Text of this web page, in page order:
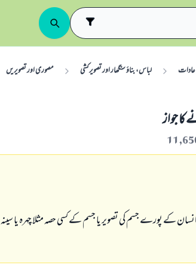
عادات لباس، بناؤ سنگھار اور تصویر کشی مصوری اور تصویریں
كا جواز
انسان كے پورے جسم كى تصوير يا جسم كے كسى حصہ مثلا چہرہ يا سينہ